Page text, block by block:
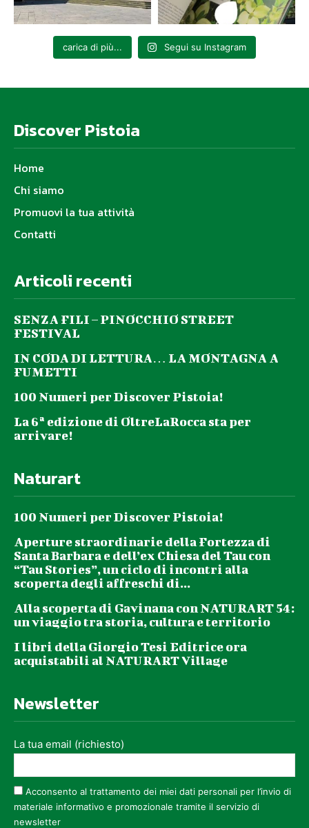
carica di più... Segui su Instagram
Discover Pistoia
Home
Chi siamo
Promuovi la tua attività
Contatti
Articoli recenti
SENZA FILI – PINOCCHIO STREET
FESTIVAL
IN CODA DI LETTURA… LA MONTAGNA A
FUMETTI
100 Numeri per Discover Pistoia!
La 6ª edizione di OltreLaRocca sta per
arrivare!
Naturart
100 Numeri per Discover Pistoia!
Aperture straordinarie della Fortezza di
Santa Barbara e dell’ex Chiesa del Tau con
“Tau Stories”, un ciclo di incontri alla
scoperta degli affreschi di...
Alla scoperta di Gavinana con NATURART 54:
un viaggio tra storia, cultura e territorio
I libri della Giorgio Tesi Editrice ora
acquistabili al NATURART Village
Newsletter
La tua email (richiesto)
Acconsento al trattamento dei miei dati personali per l’invio di
materiale informativo e promozionale tramite il servizio di
newsletter